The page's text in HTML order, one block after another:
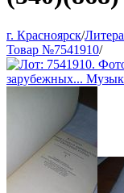
г. Красноярск/
Товар №7541910/